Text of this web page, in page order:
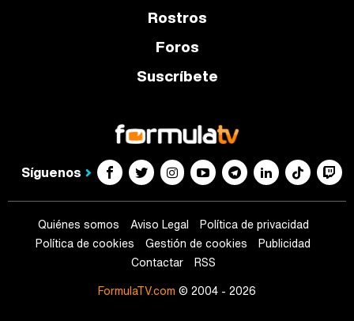
Rostros
Foros
Suscríbete
Síguenos
Quiénes somos Aviso Legal
Política de privacidad
Política de cookies
Gestión de cookies
Publicidad
Contactar
RSS
FormulaTV.com © 2004 - 2026